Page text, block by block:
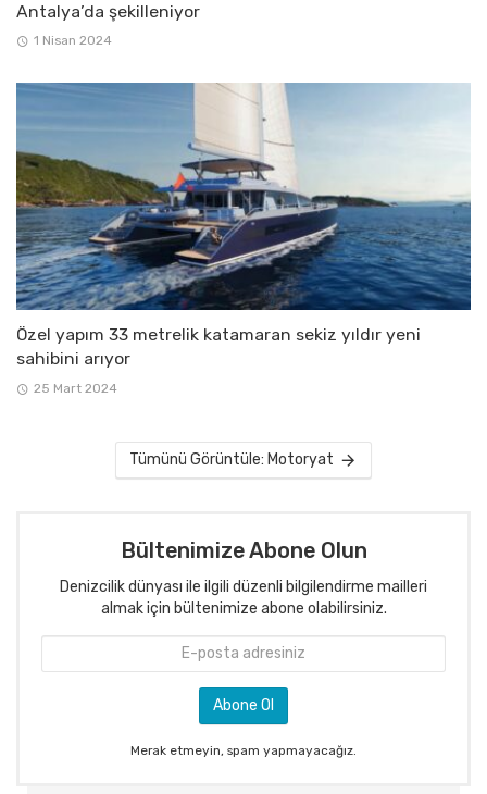
Antalya’da şekilleniyor
1 Nisan 2024
Özel yapım 33 metrelik katamaran sekiz yıldır yeni
sahibini arıyor
25 Mart 2024
Tümünü Görüntüle: Motoryat
Bültenimize Abone Olun
Denizcilik dünyası ile ilgili düzenli bilgilendirme mailleri
almak için bültenimize abone olabilirsiniz.
Merak etmeyin, spam yapmayacağız.